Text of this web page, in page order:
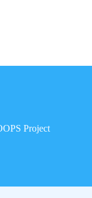
Project